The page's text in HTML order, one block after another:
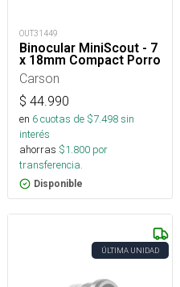
OUT31449
Binocular MiniScout - 7
x 18mm Compact Porro
Carson
$ 44.990
en 6cuotas de $7.498sin
interés
ahorras $1.800 por
transferencia.
Disponible
ÚLTIMA UNIDAD